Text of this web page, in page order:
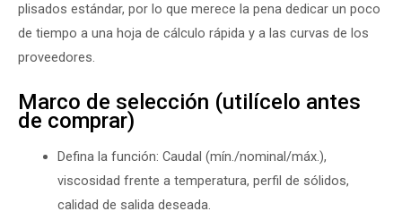
plisados estándar, por lo que merece la pena dedicar un poco
de tiempo a una hoja de cálculo rápida y a las curvas de los
proveedores.
Marco de selección (utilícelo antes
de comprar)
Defina la función: Caudal (mín./nominal/máx.),
viscosidad frente a temperatura, perfil de sólidos,
calidad de salida deseada.